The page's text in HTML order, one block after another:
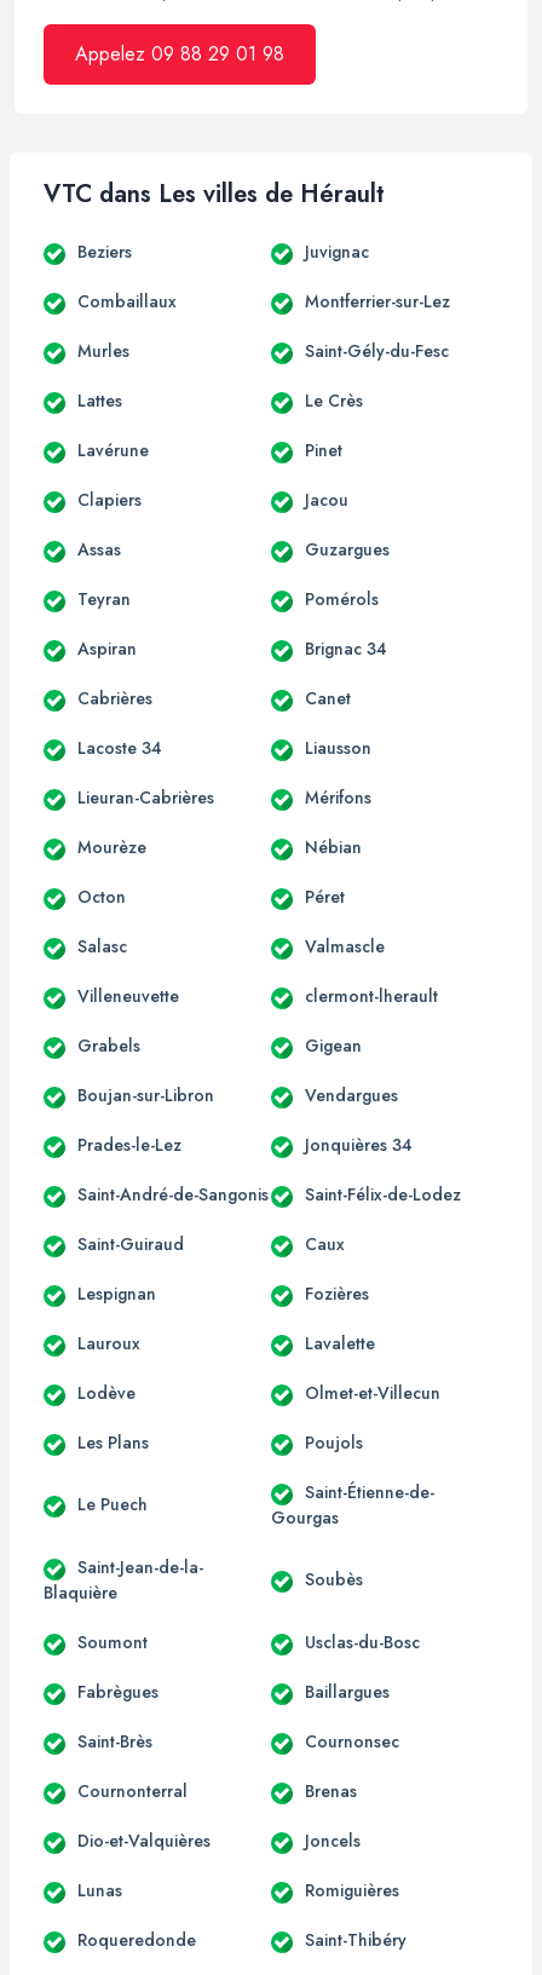
Appelez 09 88 29 01 98
VTC dans Les villes de Hérault
Beziers Juvignac
Combaillaux Montferrier-sur-Lez
Murles Saint-Gély-du-Fesc
Lattes Le Crès
Lavérune Pinet
Clapiers Jacou
Assas Guzargues
Teyran Pomérols
Aspiran Brignac 34
Cabrières Canet
Lacoste 34 Liausson
Lieuran-Cabrières Mérifons
Mourèze Nébian
Octon Péret
Salasc Valmascle
Villeneuvette clermont-lherault
Grabels Gigean
Boujan-sur-Libron Vendargues
Prades-le-Lez Jonquières 34
Saint-André-de-Sangonis Saint-Félix-de-Lodez
Saint-Guiraud Caux
Lespignan Fozières
Lauroux Lavalette
Lodève Olmet-et-Villecun
Les Plans Poujols
Le Puech
Saint-Étienne-de-
Gourgas
Saint-Jean-de-la-
Blaquière
Soubès
Soumont Usclas-du-Bosc
Fabrègues Baillargues
Saint-Brès Cournonsec
Cournonterral Brenas
Dio-et-Valquières Joncels
Lunas Romiguières
Roqueredonde Saint-Thibéry